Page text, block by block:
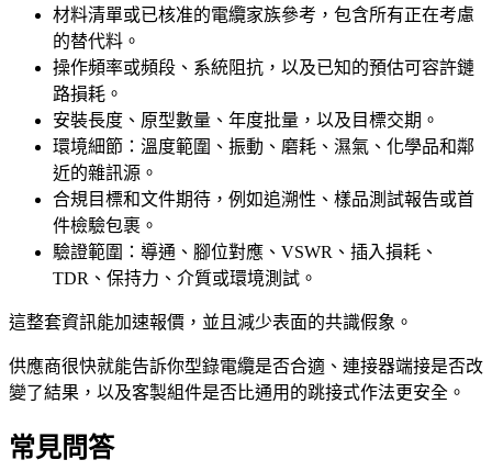
材料清單或已核准的電纜家族參考，包含所有正在考慮
的替代料。
操作頻率或頻段、系統阻抗，以及已知的預估可容許鏈
路損耗。
安裝長度、原型數量、年度批量，以及目標交期。
環境細節：溫度範圍、振動、磨耗、濕氣、化學品和鄰
近的雜訊源。
合規目標和文件期待，例如追溯性、樣品測試報告或首
件檢驗包裹。
驗證範圍：導通、腳位對應、VSWR、插入損耗、
TDR、保持力、介質或環境測試。
這整套資訊能加速報價，並且減少表面的共識假象。
供應商很快就能告訴你型錄電纜是否合適、連接器端接是否改
變了結果，以及客製組件是否比通用的跳接式作法更安全。
常見問答